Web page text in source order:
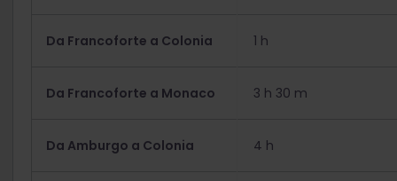
Da Francoforte a Colonia 1 h
Da Francoforte a Monaco 3 h 30 m
Da Amburgo a Colonia 4 h